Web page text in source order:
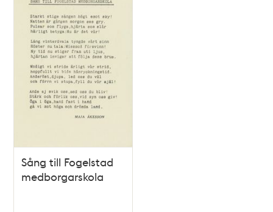
Sång till Fogelstad
medborgarskola